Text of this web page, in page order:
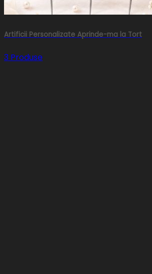
Artificii Personalizate Aprinde-ma la Tort
3 Produse